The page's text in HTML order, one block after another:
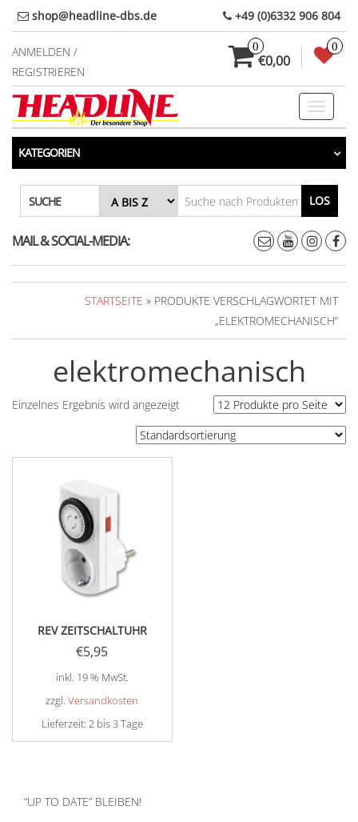
Direkt
zum
Inhalt
shop@headline-dbs.de +49 (0)6332 906 804
ANMELDEN /
REGISTRIEREN
0
€0,00
0
Toggle
KATEGORIEN
SUCHE LOS
MAIL & SOCIAL-MEDIA:
STARTSEITE » PRODUKTE VERSCHLAGWORTET MIT
„ELEKTROMECHANISCH“
elektromechanisch
Einzelnes Ergebnis wird angezeigt
REV ZEITSCHALTUHR
€5,95
inkl. 19 % MwSt.
zzgl.Versandkosten
Lieferzeit: 2 bis 3 Tage
“UP TO DATE” BLEIBEN!